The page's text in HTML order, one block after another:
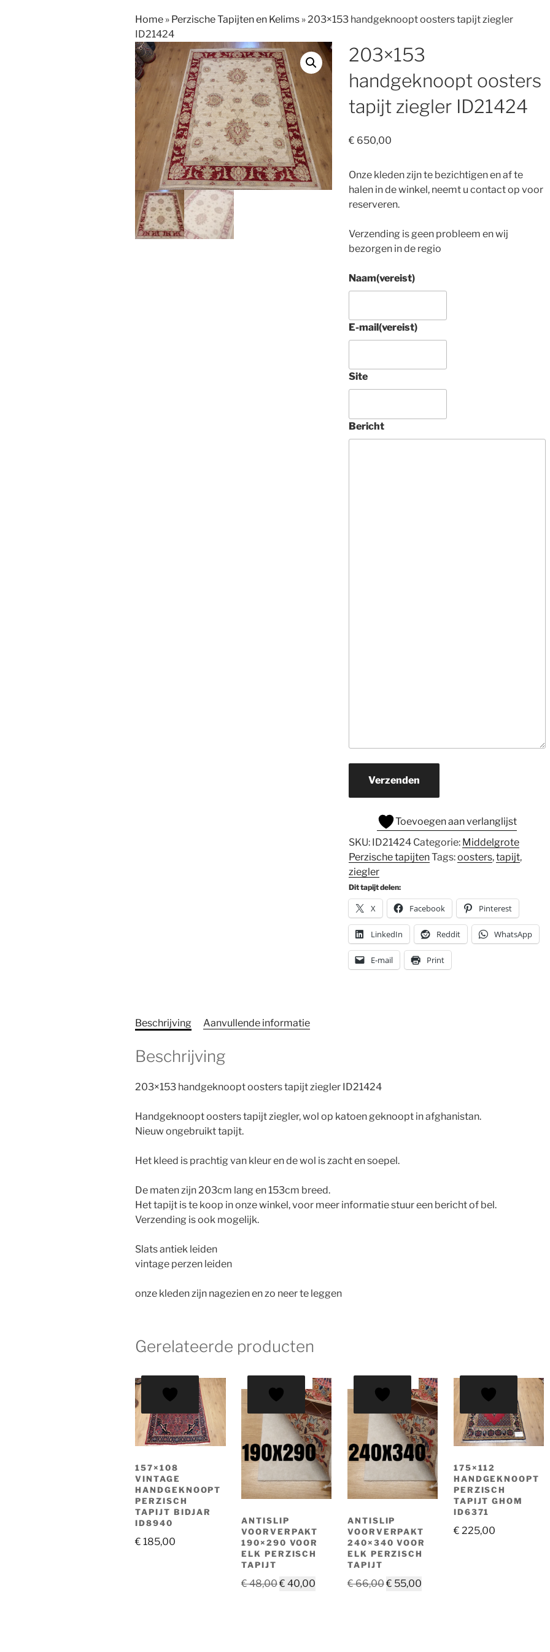
Home » Perzische Tapijten en Kelims »203×153 handgeknoopt oosters tapijt ziegler
ID21424
203×153
handgeknoopt oosters
tapijt ziegler ID21424
€ 650,00
Onze kleden zijn te bezichtigen en af te
halen in de winkel, neemt u contact op voor
reserveren.
Verzending is geen probleem en wij
bezorgen in de regio
Naam(vereist)
E-mail(vereist)
Site
Bericht
Verzenden
Toevoegen aan verlanglijst
SKU: ID21424 Categorie: Middelgrote
Perzische tapijtenTags:oosters,tapijt,
ziegler
Dit tapijt delen:
X Facebook Pinterest
LinkedIn Reddit WhatsApp
E-mail Print
Beschrijving Aanvullende informatie
Beschrijving
203×153 handgeknoopt oosters tapijt ziegler ID21424
Handgeknoopt oosters tapijt ziegler, wol op katoen geknoopt in afghanistan.
Nieuw ongebruikt tapijt.
Het kleed is prachtig van kleur en de wol is zacht en soepel.
De maten zijn 203cm lang en 153cm breed.
Het tapijt is te koop in onze winkel, voor meer informatie stuur een bericht of bel.
Verzending is ook mogelijk.
Slats antiek leiden
vintage perzen leiden
onze kleden zijn nagezien en zo neer te leggen
Gerelateerde producten
157×108
VINTAGE
HANDGEKNOOPT
PERZISCH
TAPIJT BIDJAR
ID8940
€ 185,00
AANBIEDING!
ANTISLIP
VOORVERPAKT
190×290 VOOR
ELK PERZISCH
TAPIJT
€48,00Oorspronkelijke
€ 40,00Huidige
AANBIEDING!
ANTISLIP
VOORVERPAKT
240×340 VOOR
ELK PERZISCH
TAPIJT
€66,00Oorspronkelijke
€ 55,00Huidige
175×112
HANDGEKNOOPT
PERZISCH
TAPIJT GHOM
ID6371
€ 225,00
tapijt
beperkter